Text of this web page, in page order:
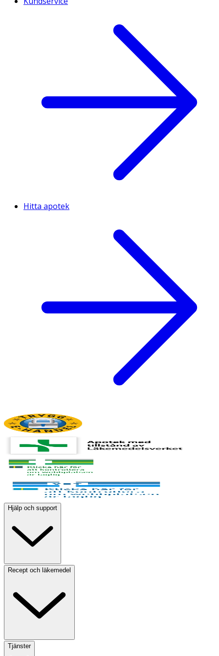
Hitta apotek
Hjälp och support
Recept och läkemedel
Tjänster